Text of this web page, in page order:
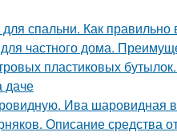
спальни. Как правильно
частного дома.
пластиковых
даче
Ива шаровидная
Описание средства